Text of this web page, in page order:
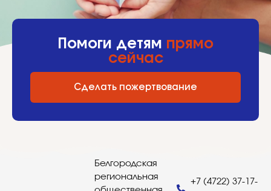
Помоги детям прямо
сейчас
Сделать пожертвование
Белгородская
региональная
+7 (4722) 37-17-